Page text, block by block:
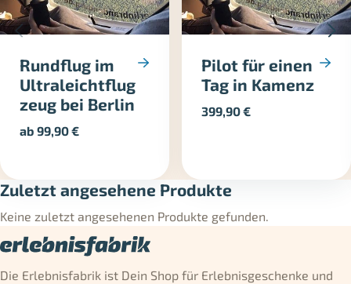
Rundflug im
Ultraleichtflug
zeug bei Berlin
ab99,90€
Pilot für einen
Tag in Kamenz
399,90€
Zuletzt angesehene Produkte
Keine zuletzt angesehenen Produkte gefunden.
Die Erlebnisfabrik ist Dein Shop für Erlebnisgeschenke und